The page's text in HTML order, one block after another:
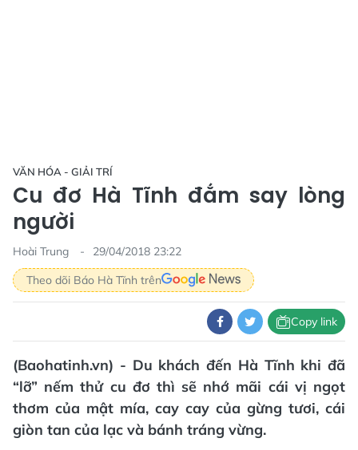
VĂN HÓA - GIẢI TRÍ
Cu đơ Hà Tĩnh đắm say lòng
người
Hoài Trung
29/04/2018 23:22
Theo dõi Báo Hà Tĩnh trên
Copy link
(Baohatinh.vn) - Du khách đến Hà Tĩnh khi đã
“lỡ” nếm thử cu đơ thì sẽ nhớ mãi cái vị ngọt
thơm của mật mía, cay cay của gừng tươi, cái
giòn tan của lạc và bánh tráng vừng.